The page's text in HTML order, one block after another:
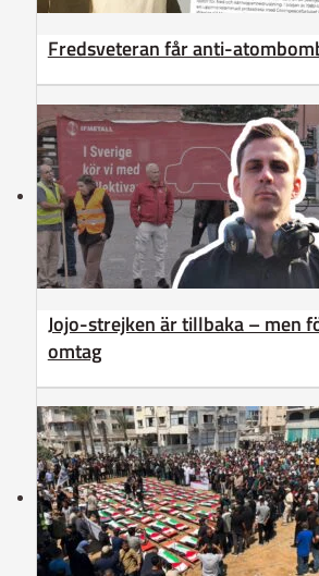
Fredsveteran får anti-
Jojo-strejken är tillbaka – men
omtag